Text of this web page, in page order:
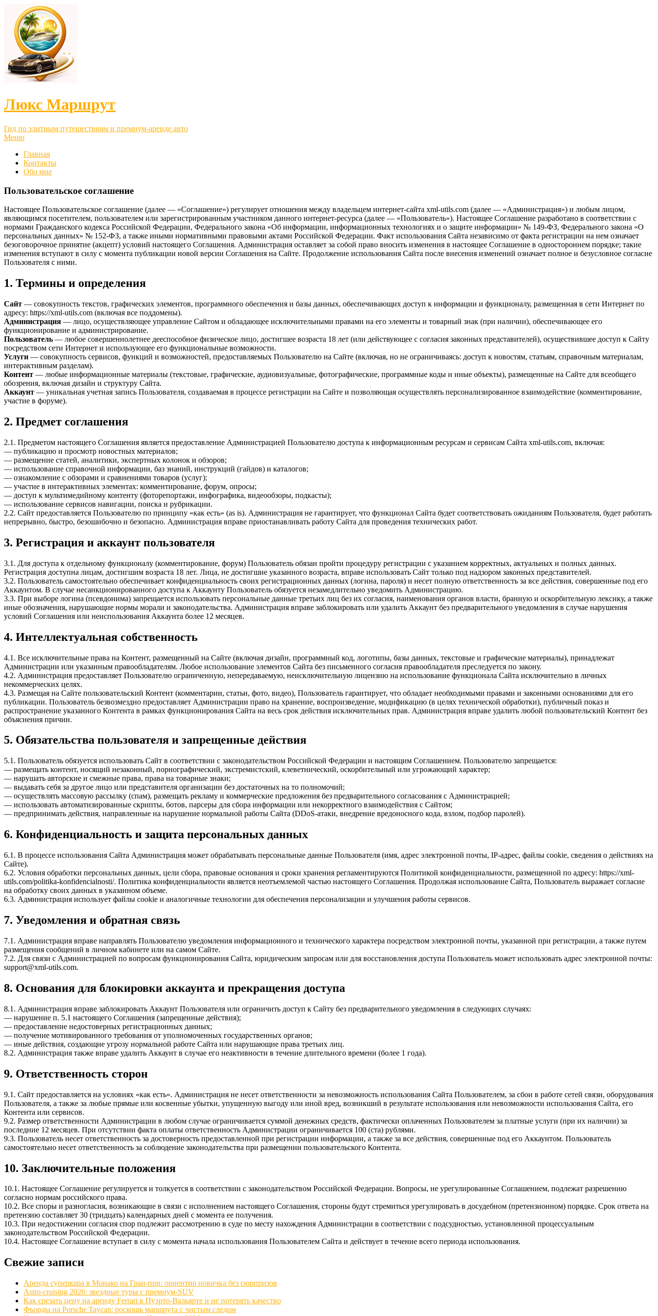
Люкс Маршрут
Гид по элитным путешествиям и премиум-аренде авто
Меню
Главная
Контакты
Обо мне
Пользовательское соглашение
Настоящее Пользовательское соглашение (далее — «Соглашение») регулирует отношения между владельцем интернет-сайта xml-utils.com (далее — «Администрация») и любым лицом,
являющимся посетителем, пользователем или зарегистрированным участником данного интернет-ресурса (далее — «Пользователь»). Настоящее Соглашение разработано в соответствии с
нормами Гражданского кодекса Российской Федерации, Федерального закона «Об информации, информационных технологиях и о защите информации» № 149-ФЗ, Федерального закона «О
персональных данных» № 152-ФЗ, а также иными нормативными правовыми актами Российской Федерации. Факт использования Сайта независимо от факта регистрации на нем означает
безоговорочное принятие (акцепт) условий настоящего Соглашения. Администрация оставляет за собой право вносить изменения в настоящее Соглашение в одностороннем порядке; такие
изменения вступают в силу с момента публикации новой версии Соглашения на Сайте. Продолжение использования Сайта после внесения изменений означает полное и безусловное согласие
Пользователя с ними.
1. Термины и определения
Сайт — совокупность текстов, графических элементов, программного обеспечения и базы данных, обеспечивающих доступ к информации и функционалу, размещенная в сети Интернет по
адресу: https://xml-utils.com (включая все поддомены).
Администрация — лицо, осуществляющее управление Сайтом и обладающее исключительными правами на его элементы и товарный знак (при наличии), обеспечивающее его
функционирование и администрирование.
Пользователь — любое совершеннолетнее дееспособное физическое лицо, достигшее возраста 18 лет (или действующее с согласия законных представителей), осуществившее доступ к Сайту
посредством сети Интернет и использующее его функциональные возможности.
Услуги — совокупность сервисов, функций и возможностей, предоставляемых Пользователю на Сайте (включая, но не ограничиваясь: доступ к новостям, статьям, справочным материалам,
интерактивным разделам).
Контент — любые информационные материалы (текстовые, графические, аудиовизуальные, фотографические, программные коды и иные объекты), размещенные на Сайте для всеобщего
обозрения, включая дизайн и структуру Сайта.
Аккаунт — уникальная учетная запись Пользователя, создаваемая в процессе регистрации на Сайте и позволяющая осуществлять персонализированное взаимодействие (комментирование,
участие в форуме).
2. Предмет соглашения
2.1. Предметом настоящего Соглашения является предоставление Администрацией Пользователю доступа к информационным ресурсам и сервисам Сайта xml-utils.com, включая:
— публикацию и просмотр новостных материалов;
— размещение статей, аналитики, экспертных колонок и обзоров;
— использование справочной информации, баз знаний, инструкций (гайдов) и каталогов;
— ознакомление с обзорами и сравнениями товаров (услуг);
— участие в интерактивных элементах: комментирование, форум, опросы;
— доступ к мультимедийному контенту (фоторепортажи, инфографика, видеообзоры, подкасты);
— использование сервисов навигации, поиска и рубрикации.
2.2. Сайт предоставляется Пользователю по принципу «как есть» (as is). Администрация не гарантирует, что функционал Сайта будет соответствовать ожиданиям Пользователя, будет работать
непрерывно, быстро, безошибочно и безопасно. Администрация вправе приостанавливать работу Сайта для проведения технических работ.
3. Регистрация и аккаунт пользователя
3.1. Для доступа к отдельному функционалу (комментирование, форум) Пользователь обязан пройти процедуру регистрации с указанием корректных, актуальных и полных данных.
Регистрация доступна лицам, достигшим возраста 18 лет. Лица, не достигшие указанного возраста, вправе использовать Сайт только под надзором законных представителей.
3.2. Пользователь самостоятельно обеспечивает конфиденциальность своих регистрационных данных (логина, пароля) и несет полную ответственность за все действия, совершенные под его
Аккаунтом. В случае несанкционированного доступа к Аккаунту Пользователь обязуется незамедлительно уведомить Администрацию.
3.3. При выборе логина (псевдонима) запрещается использовать персональные данные третьих лиц без их согласия, наименования органов власти, бранную и оскорбительную лексику, а также
иные обозначения, нарушающие нормы морали и законодательства. Администрация вправе заблокировать или удалить Аккаунт без предварительного уведомления в случае нарушения
условий Соглашения или неиспользования Аккаунта более 12 месяцев.
4. Интеллектуальная собственность
4.1. Все исключительные права на Контент, размещенный на Сайте (включая дизайн, программный код, логотипы, базы данных, текстовые и графические материалы), принадлежат
Администрации или указанным правообладателям. Любое использование элементов Сайта без письменного согласия правообладателя преследуется по закону.
4.2. Администрация предоставляет Пользователю ограниченную, непередаваемую, неисключительную лицензию на использование функционала Сайта исключительно в личных
некоммерческих целях.
4.3. Размещая на Сайте пользовательский Контент (комментарии, статьи, фото, видео), Пользователь гарантирует, что обладает необходимыми правами и законными основаниями для его
публикации. Пользователь безвозмездно предоставляет Администрации право на хранение, воспроизведение, модификацию (в целях технической обработки), публичный показ и
распространение указанного Контента в рамках функционирования Сайта на весь срок действия исключительных прав. Администрация вправе удалить любой пользовательский Контент без
объяснения причин.
5. Обязательства пользователя и запрещенные действия
5.1. Пользователь обязуется использовать Сайт в соответствии с законодательством Российской Федерации и настоящим Соглашением. Пользователю запрещается:
— размещать контент, носящий незаконный, порнографический, экстремистский, клеветнический, оскорбительный или угрожающий характер;
— нарушать авторские и смежные права, права на товарные знаки;
— выдавать себя за другое лицо или представителя организации без достаточных на то полномочий;
— осуществлять массовую рассылку (спам), размещать рекламу и коммерческие предложения без предварительного согласования с Администрацией;
— использовать автоматизированные скрипты, ботов, парсеры для сбора информации или некорректного взаимодействия с Сайтом;
— предпринимать действия, направленные на нарушение нормальной работы Сайта (DDoS-атаки, внедрение вредоносного кода, взлом, подбор паролей).
6. Конфиденциальность и защита персональных данных
6.1. В процессе использования Сайта Администрация может обрабатывать персональные данные Пользователя (имя, адрес электронной почты, IP-адрес, файлы cookie, сведения о действиях на
Сайте).
6.2. Условия обработки персональных данных, цели сбора, правовые основания и сроки хранения регламентируются Политикой конфиденциальности, размещенной по адресу: https://xml-
utils.com/politika-konfidencialnosti/. Политика конфиденциальности является неотъемлемой частью настоящего Соглашения. Продолжая использование Сайта, Пользователь выражает согласие
на обработку своих данных в указанном объеме.
6.3. Администрация использует файлы cookie и аналогичные технологии для обеспечения персонализации и улучшения работы сервисов.
7. Уведомления и обратная связь
7.1. Администрация вправе направлять Пользователю уведомления информационного и технического характера посредством электронной почты, указанной при регистрации, а также путем
размещения сообщений в личном кабинете или на самом Сайте.
7.2. Для связи с Администрацией по вопросам функционирования Сайта, юридическим запросам или для восстановления доступа Пользователь может использовать адрес электронной почты:
support@xml-utils.com.
8. Основания для блокировки аккаунта и прекращения доступа
8.1. Администрация вправе заблокировать Аккаунт Пользователя или ограничить доступ к Сайту без предварительного уведомления в следующих случаях:
— нарушение п. 5.1 настоящего Соглашения (запрещенные действия);
— предоставление недостоверных регистрационных данных;
— получение мотивированного требования от уполномоченных государственных органов;
— иные действия, создающие угрозу нормальной работе Сайта или нарушающие права третьих лиц.
8.2. Администрация также вправе удалить Аккаунт в случае его неактивности в течение длительного времени (более 1 года).
9. Ответственность сторон
9.1. Сайт предоставляется на условиях «как есть». Администрация не несет ответственности за невозможность использования Сайта Пользователем, за сбои в работе сетей связи, оборудования
Пользователя, а также за любые прямые или косвенные убытки, упущенную выгоду или иной вред, возникший в результате использования или невозможности использования Сайта, его
Контента или сервисов.
9.2. Размер ответственности Администрации в любом случае ограничивается суммой денежных средств, фактически оплаченных Пользователем за платные услуги (при их наличии) за
последние 12 месяцев. При отсутствии факта оплаты ответственность Администрации ограничивается 100 (ста) рублями.
9.3. Пользователь несет ответственность за достоверность предоставленной при регистрации информации, а также за все действия, совершенные под его Аккаунтом. Пользователь
самостоятельно несет ответственность за соблюдение законодательства при размещении пользовательского Контента.
10. Заключительные положения
10.1. Настоящее Соглашение регулируется и толкуется в соответствии с законодательством Российской Федерации. Вопросы, не урегулированные Соглашением, подлежат разрешению
согласно нормам российского права.
10.2. Все споры и разногласия, возникающие в связи с исполнением настоящего Соглашения, стороны будут стремиться урегулировать в досудебном (претензионном) порядке. Срок ответа на
претензию составляет 30 (тридцать) календарных дней с момента ее получения.
10.3. При недостижении согласия спор подлежит рассмотрению в суде по месту нахождения Администрации в соответствии с подсудностью, установленной процессуальным
законодательством Российской Федерации.
10.4. Настоящее Соглашение вступает в силу с момента начала использования Пользователем Сайта и действует в течение всего периода использования.
Свежие записи
Аренда суперкара в Монако на Гран-при: ориентир новичка без сюрпризов
Astro-cruising 2026: звездные туры с премиум‑SUV
Как срезать цену на аренду Ferrari в Пуэрто‑Вальярте и не потерять качество
Фьорды на Porsche Taycan: роскошь маршрута с чистым следом